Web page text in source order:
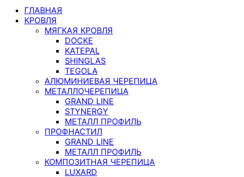
ГЛАВНАЯ
КРОВЛЯ
МЯГКАЯ КРОВЛЯ
DOCKE
KATEPAL
SHINGLAS
TEGOLA
АЛЮМИНИЕВАЯ ЧЕРЕПИЦА
МЕТАЛЛОЧЕРЕПИЦА
GRAND LINE
STYNERGY
МЕТАЛЛ ПРОФИЛЬ
ПРОФНАСТИЛ
GRAND LINE
МЕТАЛЛ ПРОФИЛЬ
КОМПОЗИТНАЯ ЧЕРЕПИЦА
LUXARD